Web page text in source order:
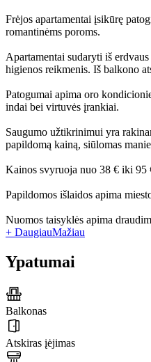
Frėjos apartamentai įsikūrę
romantinėms poroms.
Apartamentai sudaryti iš
higienos reikmenis. Iš balkono
Patogumai apima oro
indai bei virtuvės įrankiai.
Saugumo užtikrinimui yra
papildomą kainą, siūlomas
Kainos svyruoja nuo 38 € iki 95
Papildomos išlaidos apima
Nuomos taisyklės apima
+ DaugiauMažiau
Ypatumai
Balkonas
Atskiras įėjimas